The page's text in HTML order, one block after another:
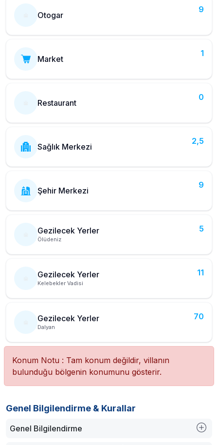
Otogar
9
Market
1
Restaurant
0
Sağlık Merkezi
2,5
Şehir Merkezi
9
Gezilecek Yerler
Ölüdeniz
5
Gezilecek Yerler
Kelebekler Vadisi
11
Gezilecek Yerler
Dalyan
70
Konum Notu : Tam konum değildir, villanın
bulunduğu bölgenin konumunu gösterir.
Genel Bilgilendirme & Kurallar
Genel Bilgilendirme